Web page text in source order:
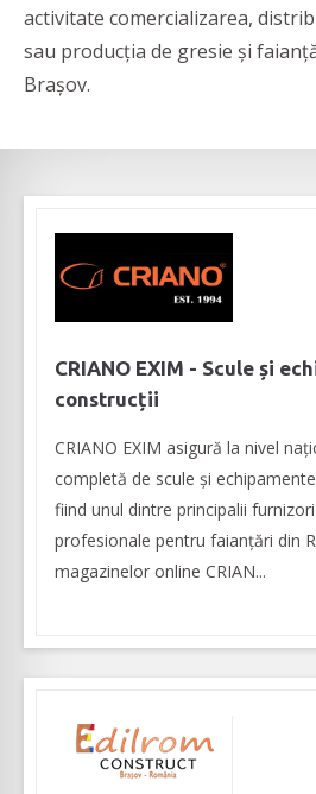
activitate comercializarea,
sau producția de gresie și
Brașov.
CRIANO EXIM - Scule și
construcții
CRIANO EXIM asigură la nivel
completă de scule și
fiind unul dintre principalii
profesionale pentru faianțări din
magazinelor online CRIAN...